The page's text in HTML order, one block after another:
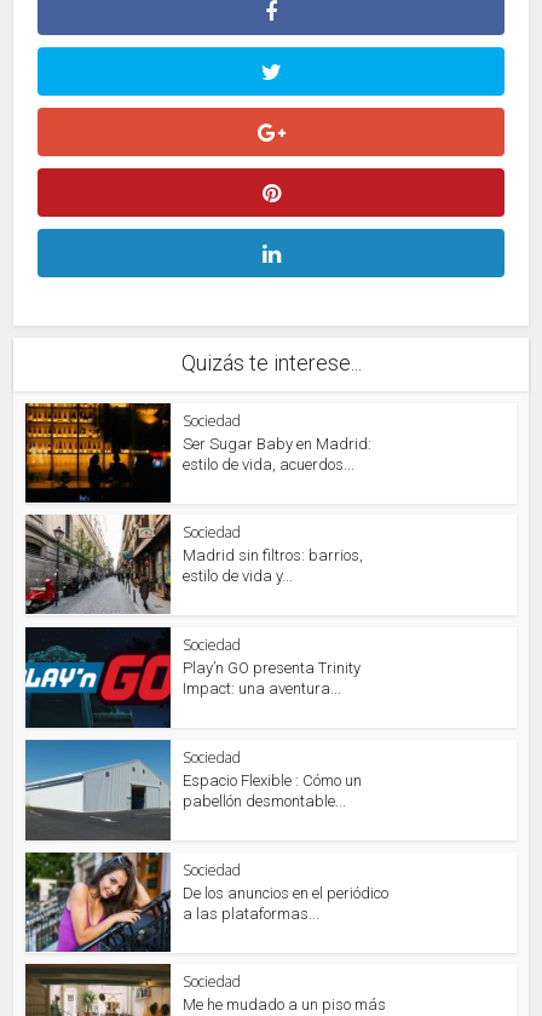
Quizás te interese...
Sociedad
Ser Sugar Baby en Madrid:
estilo de vida, acuerdos...
Sociedad
Madrid sin filtros: barrios,
estilo de vida y...
Sociedad
Play’n GO presenta Trinity
Impact: una aventura...
Sociedad
Espacio Flexible : Cómo un
pabellón desmontable...
Sociedad
De los anuncios en el periódico
a las plataformas...
Sociedad
Me he mudado a un piso más